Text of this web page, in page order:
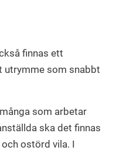
finnas ett
utrymme som snabbt
som arbetar
ska det finnas
ostörd vila. I